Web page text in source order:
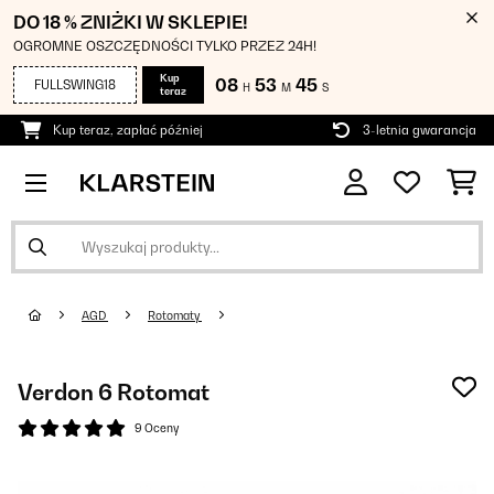
DO 18 % ZNIŻKI W SKLEPIE!
OGROMNE OSZCZĘDNOŚCI TYLKO PRZEZ 24H!
FULLSWING18
Kup
teraz
08 H 53 M 44 S
Kup teraz, zapłać później 3-letnia gwarancja
AGD Rotomaty
Verdon 6 Rotomat
9 Oceny